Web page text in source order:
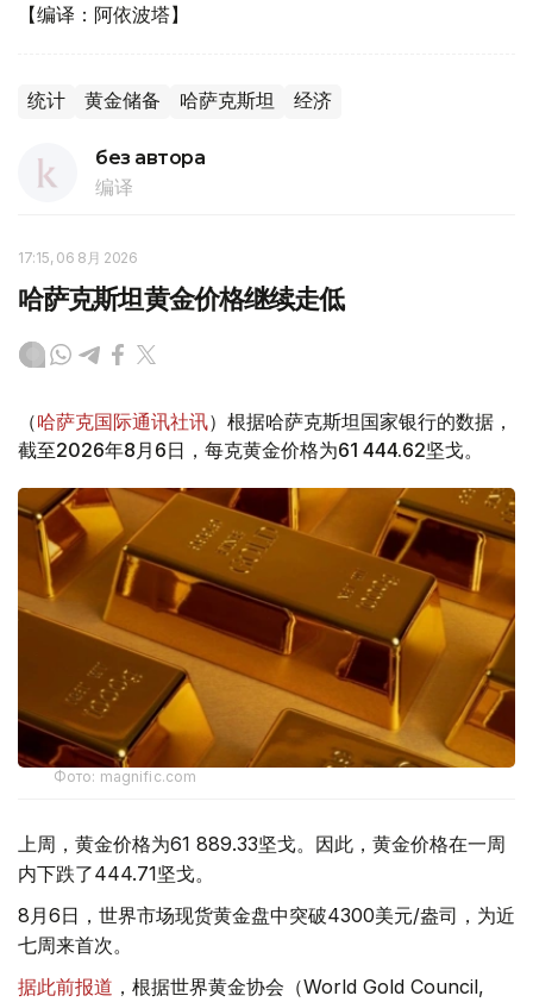
【编译：阿依波塔】
统计 黄金储备 哈萨克斯坦 经济
без автора
编译
17:15, 06 8月 2026
哈萨克斯坦黄金价格继续走低
（哈萨克国际通讯社讯）根据哈萨克斯坦国家银行的数据，
截至2026年8月6日，每克黄金价格为61 444.62坚戈。
Фото: magnific.com
上周，黄金价格为61 889.33坚戈。因此，黄金价格在一周
内下跌了444.71坚戈。
8月6日，世界市场现货黄金盘中突破4300美元/盎司，为近
七周来首次。
据此前报道 ，根据世界黄金协会（World Gold Council,